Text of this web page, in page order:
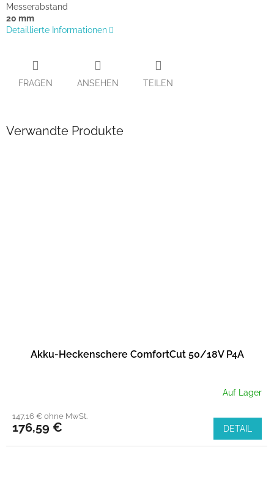
Messerabstand
20 mm
Detaillierte Informationen
FRAGEN ANSEHEN TEILEN
Verwandte Produkte
Akku-Heckenschere ComfortCut 50/18V P4A
Auf Lager
147,16 € ohne MwSt.
176,59 € DETAIL